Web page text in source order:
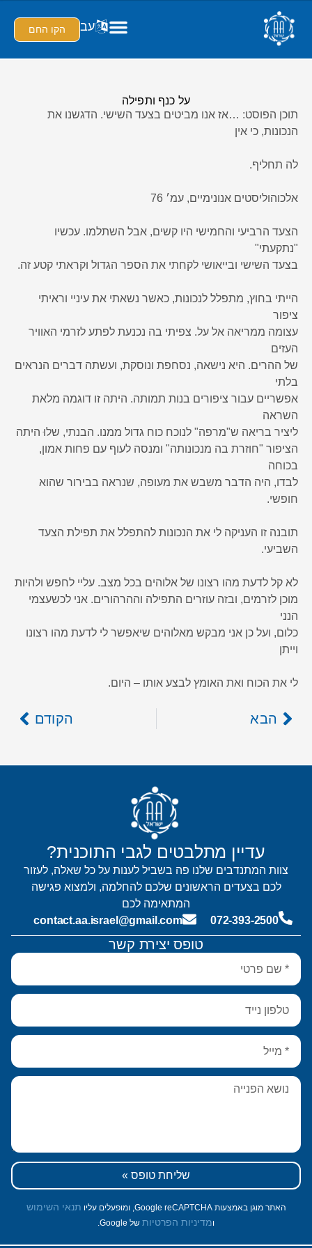
הקו החם עב
על כנף ותפילה
תוכן הפוסט: …אז אנו מביטים בצעד השישי. הדגשנו את
הנכונות, כי אין
לה תחליף.
אלכוהוליסטים אנונימיים, עמ׳ 76
הצעד הרביעי והחמישי היו קשים, אבל השתלמו. עכשיו
"נתקעתי"
בצעד השישי ובייאושי לקחתי את הספר הגדול וקראתי קטע זה.
הייתי בחוץ, מתפלל לנכונות, כאשר נשאתי את עיניי וראיתי
ציפור
עצומה ממריאה אל על. צפיתי בה נכנעת לפתע לזרמי האוויר
העזים
של ההרים. היא נישאה, נסחפת ונוסקת, ועשתה דברים הנראים
בלתי
אפשריים עבור ציפורים בנות תמותה. היתה זו דוגמה מלאת
השראה
ליציר בריאה ש"מרפה" לנוכח כוח גדול ממנו. הבנתי, שלוּ היתה
הציפור "חוזרת בה מנכונותה" ומנסה לעוף עם פחות אמון,
בכוחה
לבדו, היה הדבר משבש את מעופה, שנראה בבירור שהוא
חופשי.
תובנה זו העניקה לי את הנכונות להתפלל את תפילת הצעד
השביעי.
לא קל לדעת מהו רצונו של אלוהים בכל מצב. עליי לחפש ולהיות
מוכן לזרמים, ובזה עוזרים התפילה וההרהורים. אני לכשעצמי
הנני
כלום, ועל כן אני מבקש מאלוהים שיאפשר לי לדעת מהו רצונו
וייתן
לי את הכוח ואת האומץ לבצע אותו – היום.
הבא הקודם
טופס יצירת קשר
שליחת טופס »
האתר מוגן באמצעות Google reCAPTCHA, ומופעלים עליו תנאי השימוש
ומדיניות הפרטיות של Google.
עדיין מתלבטים לגבי התוכנית?
צוות המתנדבים שלנו פה בשביל לענות על כל שאלה, לעזור
לכם בצעדים הראשונים שלכם להחלמה, ולמצוא פגישה
המתאימה לכם
072-393-2500
contact.aa.israel@gmail.com